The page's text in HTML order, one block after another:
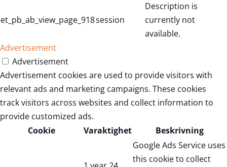
et_pb_ab_view_page_918session
Description is
currently not
available.
Advertisement
Advertisement
Advertisement cookies are used to provide visitors with
relevant ads and marketing campaigns. These cookies
track visitors across websites and collect information to
provide customized ads.
Cookie
Varaktighet Beskrivning
Google Ads Service uses
this cookie to collect